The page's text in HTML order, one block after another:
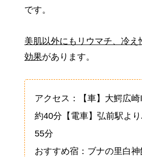
です。
美肌以外にもリウマチ、冷え
効果があります。
アクセス：【車】大鰐広
約40分【電車】弘前駅よ
55分
おすすめ宿：ブナの里白神